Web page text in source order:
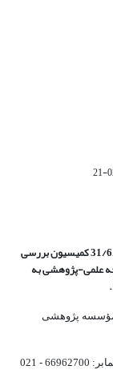
بررسی
علمی‌-پژوهشیبه
خ نوفل لوشاتو، خ آراکلیان، شماره 4،‌ مؤسسه پژوهشی